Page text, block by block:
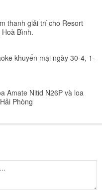
thanh giải trí cho Resort
Bình.
khuyến mại ngày 30-4, 1-
Amate Nitid N26P và loa
Phòng